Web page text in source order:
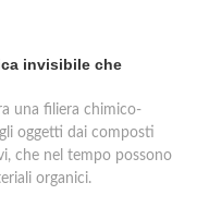
invisibile che
una filiera chimico-
oggetti dai composti
che nel tempo possono
organici.